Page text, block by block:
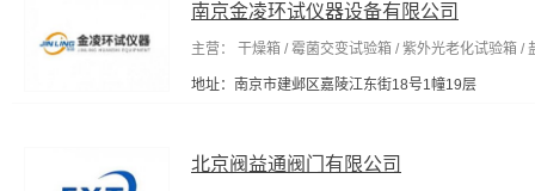
南京金凌环试仪器设备有限公司
主营： 干燥箱 / 霉菌交变试验箱 / 紫外光老化试验箱
地址：南京市建邺区嘉陵江东街18号1幢19层
北京阀益通阀门有限公司